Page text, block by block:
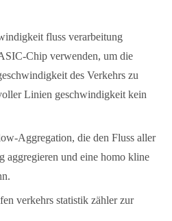
fluss verarbeitung
Chip verwenden, um die
des Verkehrs zu
Linien geschwindigkeit kein
Aggregation, die den Fluss aller
aggregieren und eine homo kline
verkehrs statistik zähler zur